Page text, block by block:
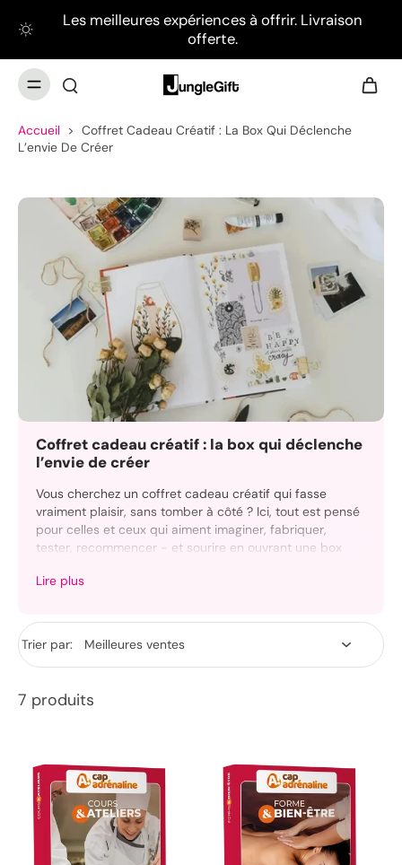
Les meilleures expériences à offrir. Livraison
offerte.
Accueil > Coffret Cadeau Créatif : La Box Qui Déclenche
L’envie De Créer
Coffret cadeau créatif : la box qui déclenche
l’envie de créer
Vous cherchez un coffret cadeau créatif qui fasse
vraiment plaisir, sans tomber à côté ? Ici, tout est pensé
pour celles et ceux qui aiment imaginer, fabriquer,
tester, recommencer - et sourire en ouvrant une box
cadeau si vous voulez laisser la bonne dose de liberté.
Dans tous les cas, vous offrez une idée qui donne envie,
avec une livraison simple et une personnalisation qui fait
la différence.
Lire plus
Trier par:
7 produits